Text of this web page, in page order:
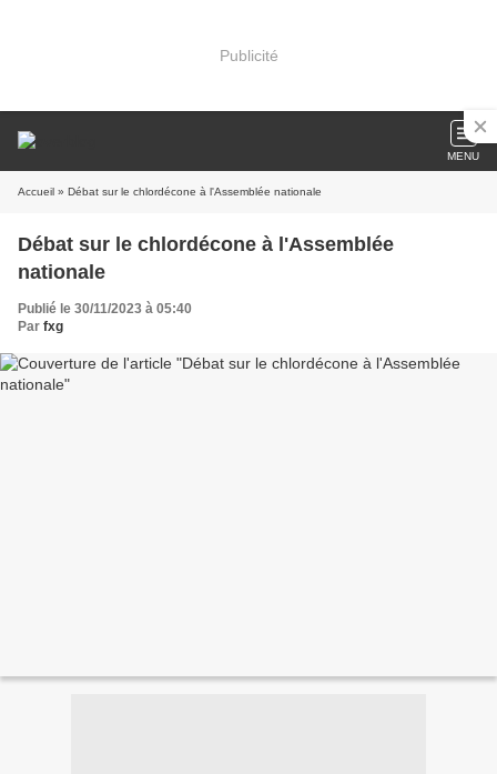
Publicité
MENU
Accueil » Débat sur le chlordécone à l'Assemblée nationale
Débat sur le chlordécone à l'Assemblée
nationale
Publié le 30/11/2023 à 05:40
Par fxg